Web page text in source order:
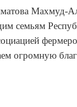
Махмуд-
семьям
огромную